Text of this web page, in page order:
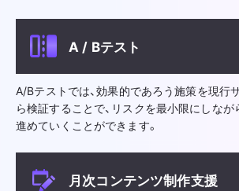
A / Bテスト
A/Bテストでは、効果的であろう施策を現行
ら検証することで、リスクを最小限にしなが
進めていくことができます。
月次コンテンツ制作支援